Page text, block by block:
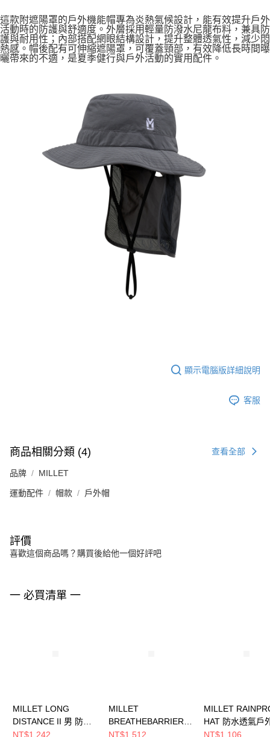
這款附遮陽罩的戶外機能帽專為炎熱氣候設計，能有效提升戶外
活動時的防護與舒適度。外層採用輕量防潑水尼龍布料，兼具防
護與耐用性；內部搭配網眼結構設計，提升整體透氣性，減少悶
熱感。帽後配有可伸縮遮陽罩，可覆蓋頸部，有效降低長時間曝
曬帶來的不適，是夏季健行與戶外活動的實用配件。
顯示電腦版詳細說明
客服
商品相關分類 (4) 查看全部
品牌 MILLET
運動配件 帽款 戶外帽
評價
喜歡這個商品嗎？購買後給他一個好評吧
一 必買清單 一
MILLET LONG
DISTANCE II 男 防潑
戶外帽
NT$1,242
MILLET
BREATHEBARRIER II
女 防潑戶外帽
NT$1,512
MILLET
HAT 防水透氣戶
MIV7732N4236
NT$1,106